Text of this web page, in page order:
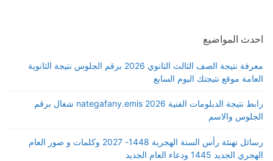
احدث المواضيع
معرفة نتيجة الصف الثالث الثانوي 2026 برقم الجلوس نتيجة الثانوية
العامة موقع نتيجتك اليوم السابع
رابط نتيجة الدبلومات الفنية 2026 nategafany.emis شغال برقم
الجلوس والاسم
رسائل تهنئة رأس السنة الهجرية 1448- 2027 وكلمات و صور العام
الهجري الجديد 1445 ودعاء العام الجديد